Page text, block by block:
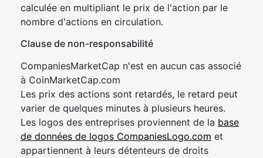
calculée en multipliant le prix de l'action par le
nombre d'actions en circulation.
Clause de non-responsabilité
CompaniesMarketCap n'est en aucun cas associé
à CoinMarketCap.com
Les prix des actions sont retardés, le retard peut
varier de quelques minutes à plusieurs heures.
Les logos des entreprises proviennent de la base
de données de logos CompaniesLogo.com et
appartiennent à leurs détenteurs de droits